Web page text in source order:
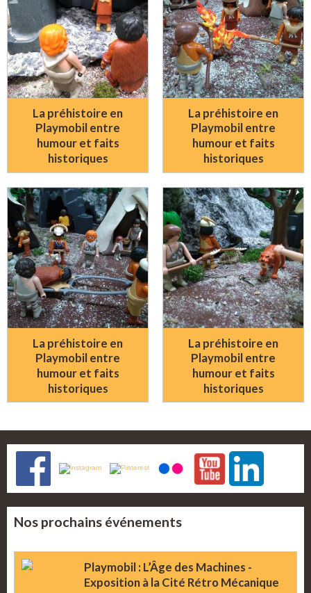
La préhistoire en
Playmobil entre
humour et faits
historiques
La préhistoire en
Playmobil entre
humour et faits
historiques
La préhistoire en
Playmobil entre
humour et faits
historiques
La préhistoire en
Playmobil entre
humour et faits
historiques
Nos prochains événements
Playmobil : L’Âge des Machines -
Exposition à la Cité Rétro Mécanique